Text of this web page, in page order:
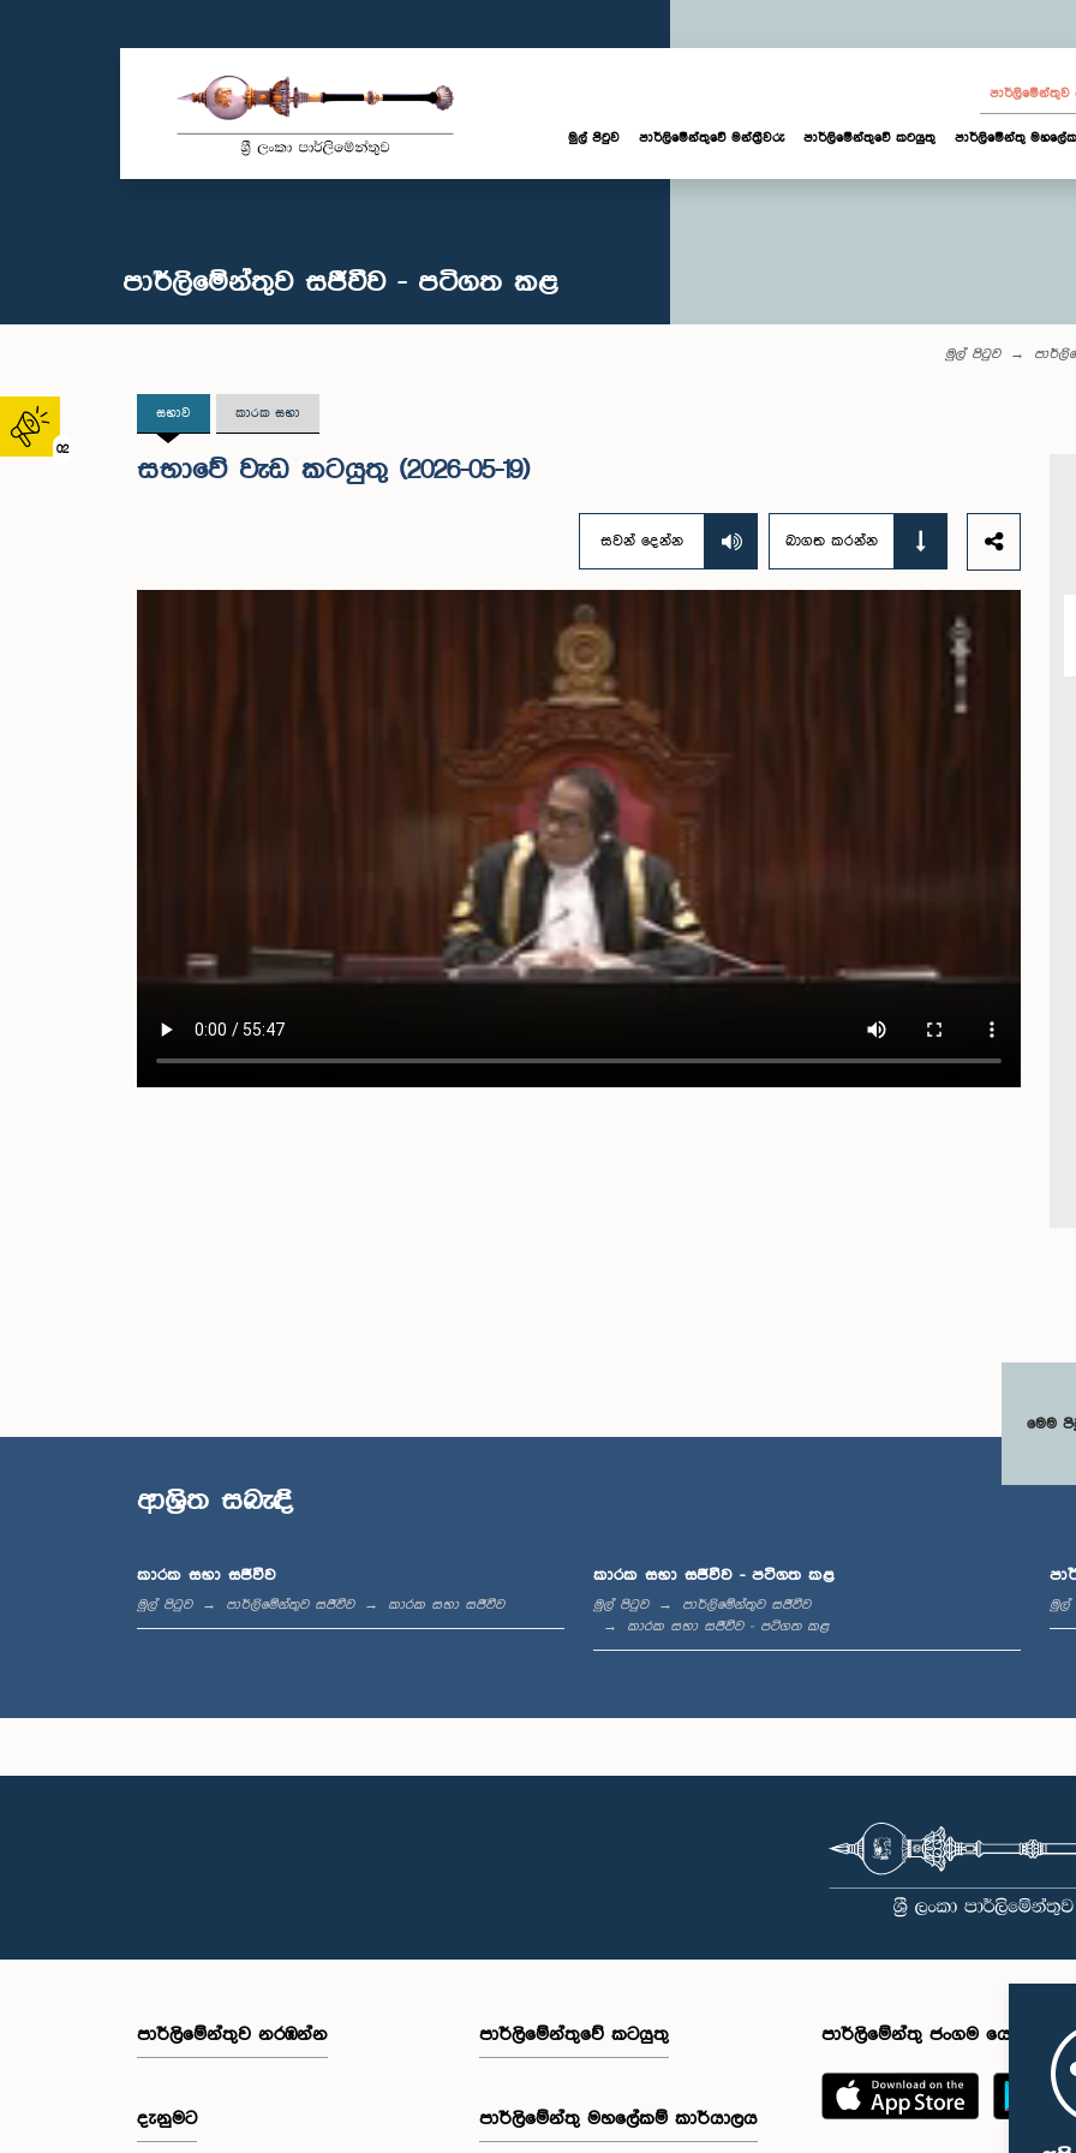
02
පාර්ලි‌මේන්තුව
මුල් පිටුව පාර්ලි‌මේන්තුවේ මන්ත්‍රීවරු පාර්ලිමේන්තුවේ කටයුතු පාර්ලිමේන්තු
පාර්ලිමේන්තුව සජීවීව - පටිගත කළ
මුල් පිටුව
සභාව කාරක සභා
සභාවේ වැඩ කටයුතු (2026-05-19)
සවන් දෙන්න බාගත කරන්න
මෙම
ආශ්‍රිත සබැඳි
කාරක සභා සජීවීව
මුල් පිටුව පාර්ලිමේන්තුව සජීවීව කාරක සභා සජීවීව
කාරක සභා සජීවීව - පටිගත කළ
මුල් පිටුව
පාර්ලිමේන්තුව සජීවීව
කාරක සභා සජීවීව - පටිගත කළ
මුල්
පාර්ලි‌මේන්තුව නරඹන්න
දැනුමට
පාර්ලිමේන්තුවේ කටයුතු
පාර්ලිමේන්තු මහලේකම් කාර්යාලය
පාර්ලිමේන්තු ජංගම යෙදුම